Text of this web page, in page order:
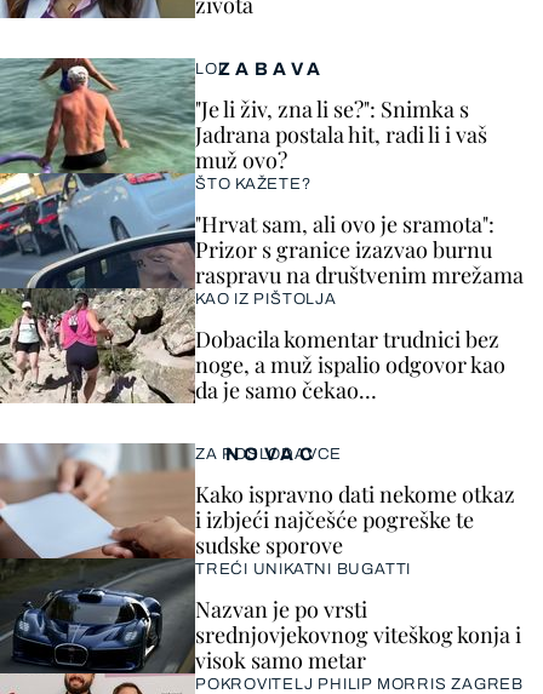
ZABAVA
LOL
"Je li živ, zna li se?": Snimka s
Jadrana postala hit, radi li i vaš
muž ovo?
ŠTO KAŽETE?
"Hrvat sam, ali ovo je sramota":
Prizor s granice izazvao burnu
raspravu na društvenim mrežama
KAO IZ PIŠTOLJA
Dobacila komentar trudnici bez
noge, a muž ispalio odgovor kao
da je samo čekao…
NOVAC
ZA POSLODAVCE
Kako ispravno dati nekome otkaz
i izbjeći najčešće pogreške te
sudske sporove
TREĆI UNIKATNI BUGATTI
Nazvan je po vrsti
srednjovjekovnog viteškog konja i
visok samo metar
POKROVITELJ PHILIP MORRIS ZAGREB